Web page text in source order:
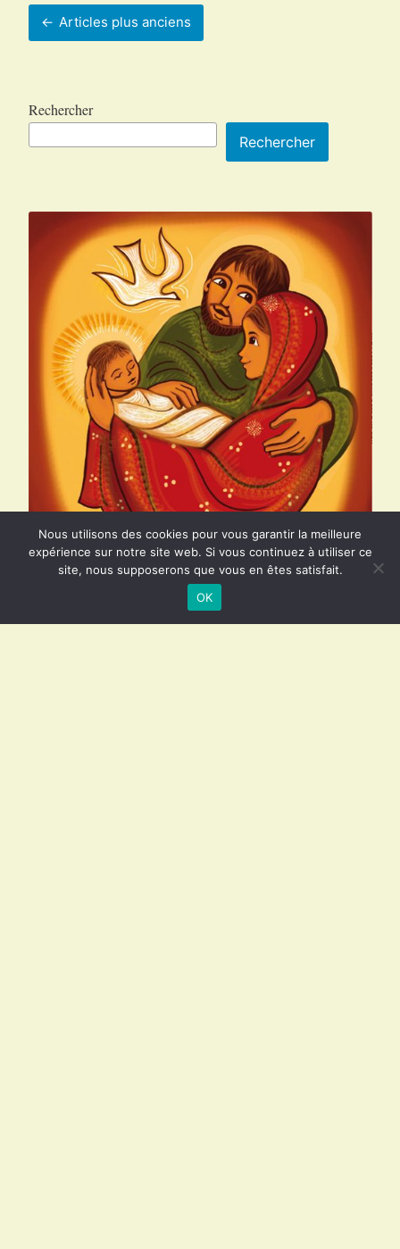
Navigation
des
Articles plus anciens
Rechercher
Rechercher
Nous utilisons des cookies pour vous garantir la meilleure
expérience sur notre site web. Si vous continuez à utiliser ce
site, nous supposerons que vous en êtes satisfait.
OK